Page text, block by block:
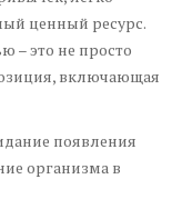
ценный ресурс.
– это не просто
включающая
появления
организма в